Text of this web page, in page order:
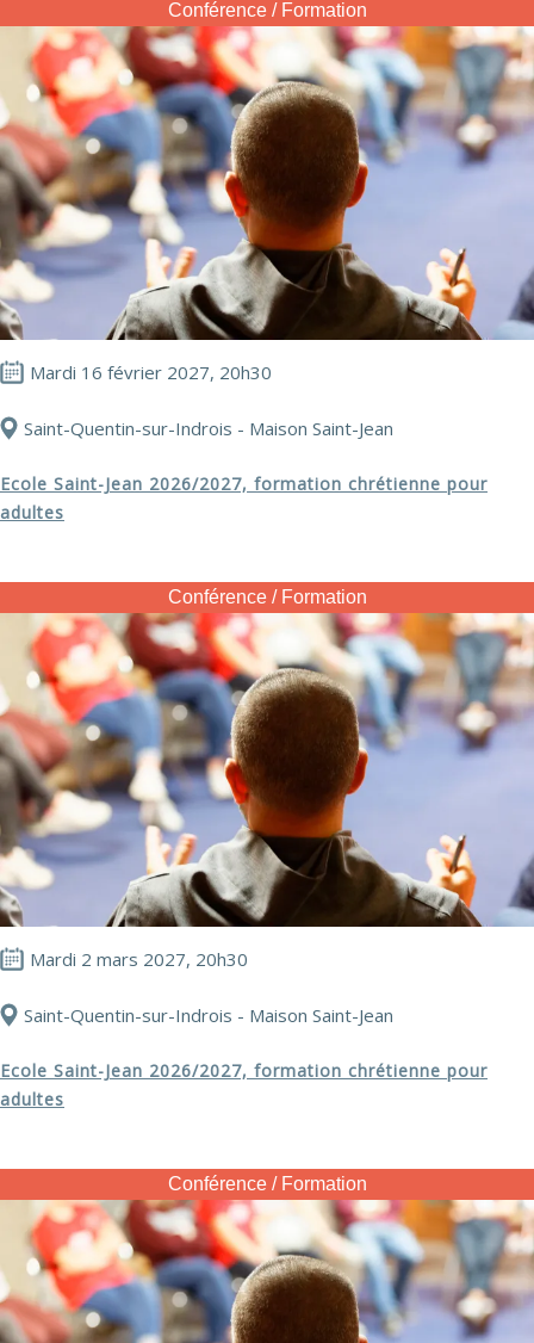
Conférence / Formation
Mardi 16 février 2027, 20h30
Saint-Quentin-sur-Indrois - Maison Saint-Jean
Ecole Saint-Jean 2026/2027, formation chrétienne pour
adultes
Conférence / Formation
Mardi 2 mars 2027, 20h30
Saint-Quentin-sur-Indrois - Maison Saint-Jean
Ecole Saint-Jean 2026/2027, formation chrétienne pour
adultes
Conférence / Formation